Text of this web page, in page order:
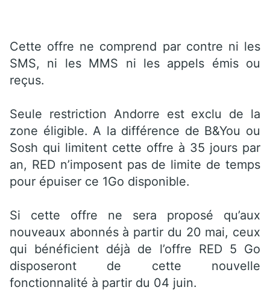
Cette offre ne comprend par contre ni les
SMS, ni les MMS ni les appels émis ou
reçus.
Seule restriction Andorre est exclu de la
zone éligible. A la différence de B&You ou
Sosh qui limitent cette offre à 35 jours par
an, RED n’imposent pas de limite de temps
pour épuiser ce 1Go disponible.
Si cette offre ne sera proposé qu’aux
nouveaux abonnés à partir du 20 mai, ceux
qui bénéficient déjà de l’offre RED 5 Go
disposeront de cette nouvelle
fonctionnalité à partir du 04 juin.